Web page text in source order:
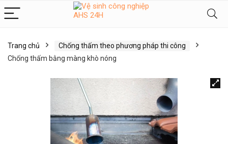
Trang chủ
Chống thấm theo phương pháp thi công
Chống thấm bằng màng khò nóng